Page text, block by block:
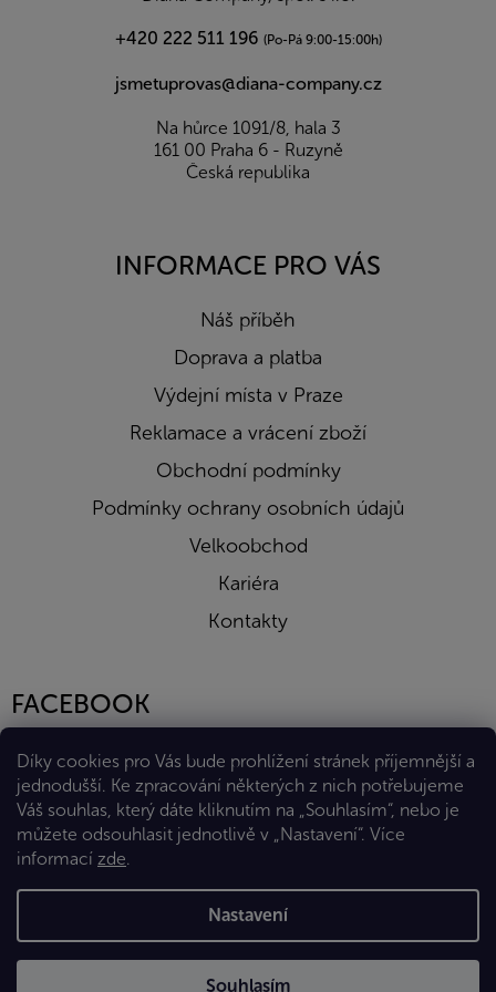
Díky cookies pro Vás bude prohlížení stránek příjemnější a
jednodušší. Ke zpracování některých z nich potřebujeme
Váš souhlas, který dáte kliknutím na „Souhlasím“, nebo je
můžete odsouhlasit jednotlivě v „Nastavení“. Více
informací zde.
Nastavení
Souhlasím
+420 222 511 196 (Po-Pá 9:00-15:00h)
jsmetuprovas@diana-company.cz
Na hůrce 1091/8, hala 3
161 00 Praha 6 - Ruzyně
Česká republika
INFORMACE PRO VÁS
Náš příběh
Doprava a platba
Výdejní místa v Praze
Reklamace a vrácení zboží
Obchodní podmínky
Podmínky ochrany osobních údajů
Velkoobchod
Kariéra
Kontakty
FACEBOOK
Vytvořil Shoptet Premium
Copyright 2026Eshop Diana Company, spol. s r.o.. Všechna
práva vyhrazena.